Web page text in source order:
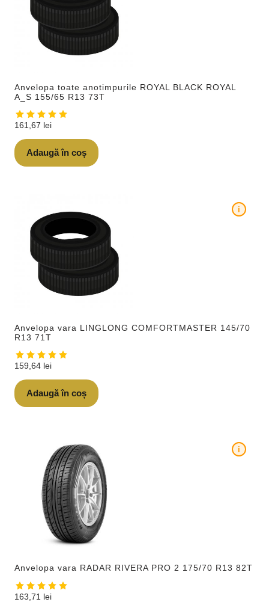
Anvelopa toate anotimpurile ROYAL BLACK ROYAL
A_S 155/65 R13 73T
161,67 lei
Adaugă în coș
Anvelopa vara LINGLONG COMFORTMASTER 145/70
R13 71T
i
159,64 lei
Adaugă în coș
Anvelopa vara RADAR RIVERA PRO 2 175/70 R13 82T
i
163,71 lei